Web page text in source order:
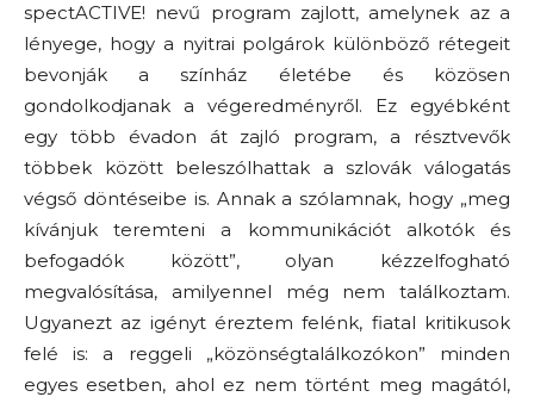
spectACTIVE! nevű program zajlott, amelynek az a
lényege, hogy a nyitrai polgárok különböző rétegeit
bevonják a színház életébe és közösen
gondolkodjanak a végeredményről. Ez egyébként
egy több évadon át zajló program, a résztvevők
többek között beleszólhattak a szlovák válogatás
végső döntéseibe is. Annak a szólamnak, hogy „meg
kívánjuk teremteni a kommunikációt alkotók és
befogadók között”, olyan kézzelfogható
megvalósítása, amilyennel még nem találkoztam.
Ugyanezt az igényt éreztem felénk, fiatal kritikusok
felé is: a reggeli „közönségtalálkozókon” minden
egyes esetben, ahol ez nem történt meg magától,